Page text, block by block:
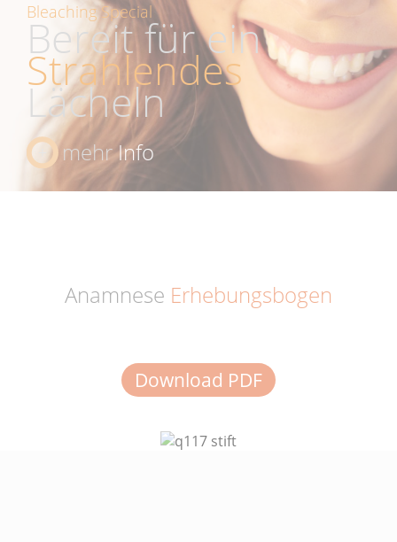
Bleaching Special
Bereit für ein
Strahlendes
Lächeln
mehrInfo
Anamnese Erhebungsbogen
Download PDF